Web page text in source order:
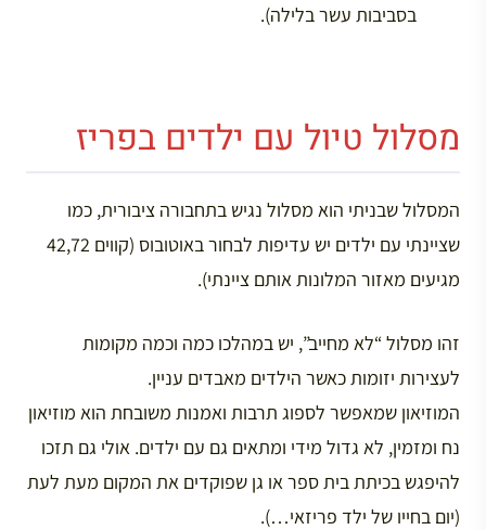
בסביבות עשר בלילה).
מסלול טיול עם ילדים בפריז
המסלול שבניתי הוא מסלול נגיש בתחבורה ציבורית, כמו
שציינתי עם ילדים יש עדיפות לבחור באוטובוס (קווים 42,72
מגיעים מאזור המלונות אותם ציינתי).
זהו מסלול “לא מחייב”, יש במהלכו כמה וכמה מקומות
לעצירות יזומות כאשר הילדים מאבדים עניין.
המוזיאון שמאפשר לספוג תרבות ואמנות משובחת הוא מוזיאון
נח ומזמין, לא גדול מידי ומתאים גם עם ילדים. אולי גם תזכו
להיפגש בכיתת בית ספר או גן שפוקדים את המקום מעת לעת
(יום בחייו של ילד פריזאי…).